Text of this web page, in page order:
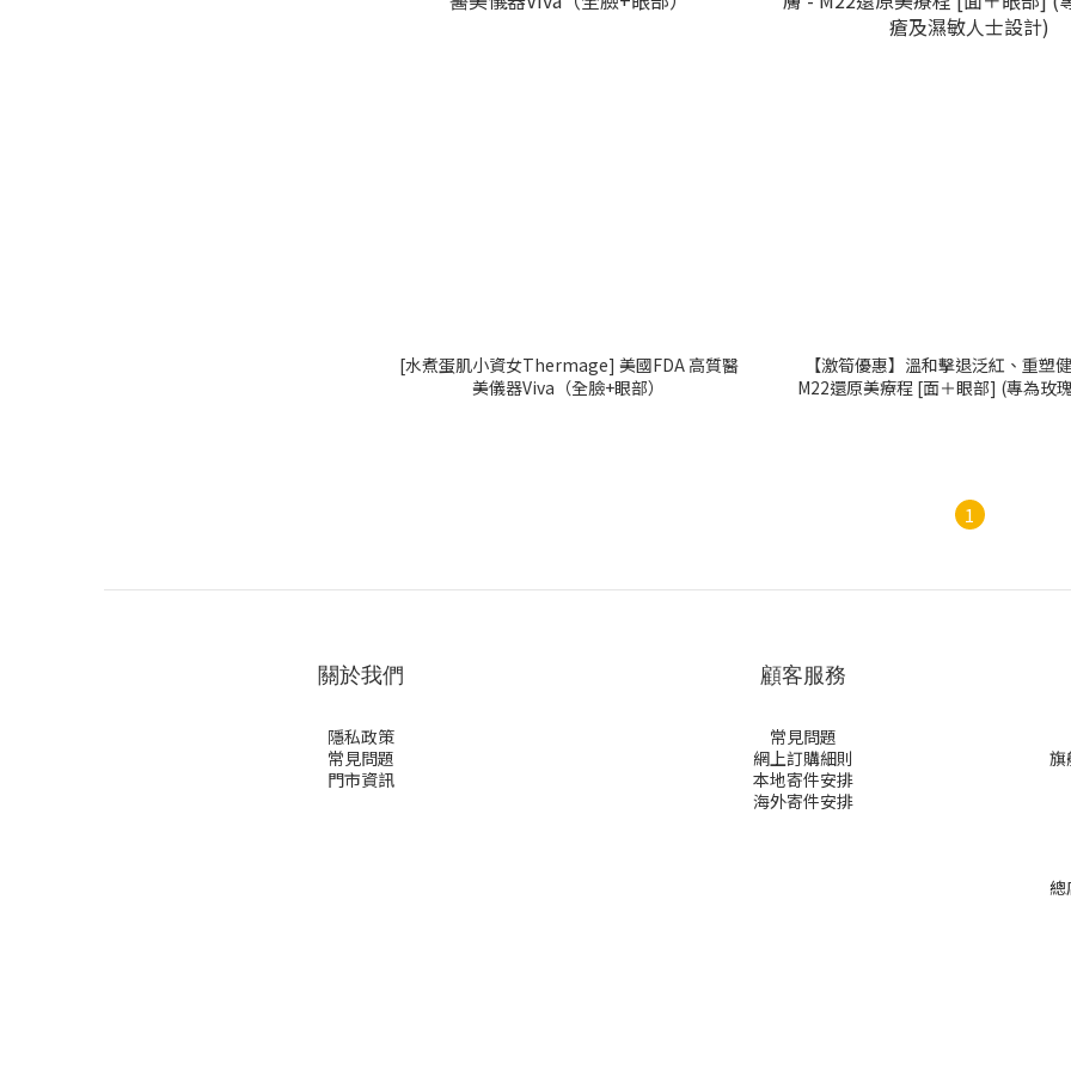
[水煮蛋肌小資女Thermage] 美國FDA 高質醫
美儀器Viva（全臉+眼部）
【激筍優惠】溫和擊退泛紅、重塑
M22還原美療程 [面＋眼部] (專為玫瑰痤瘡及濕
1
關於我們
隱私政策
常見問題
門市資訊
顧客服務
常見問題
網上訂購細則
本地寄件安排
海外寄件安排
旗
總